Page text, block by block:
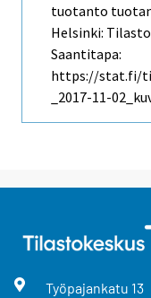
tuotanto
Helsinki:
Saantitapa:
https://stat.fi/
_2017-11-
Työpajankatu 13